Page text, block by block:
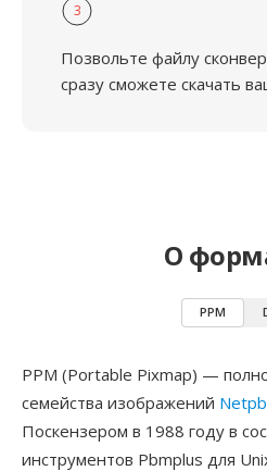
3
Позвольте файлу
сразу сможете скачать
О
PPM
PPM (Portable Pixmap) —
семейства изображений
Поскензером в 1988 году в
инструментов Pbmplus для